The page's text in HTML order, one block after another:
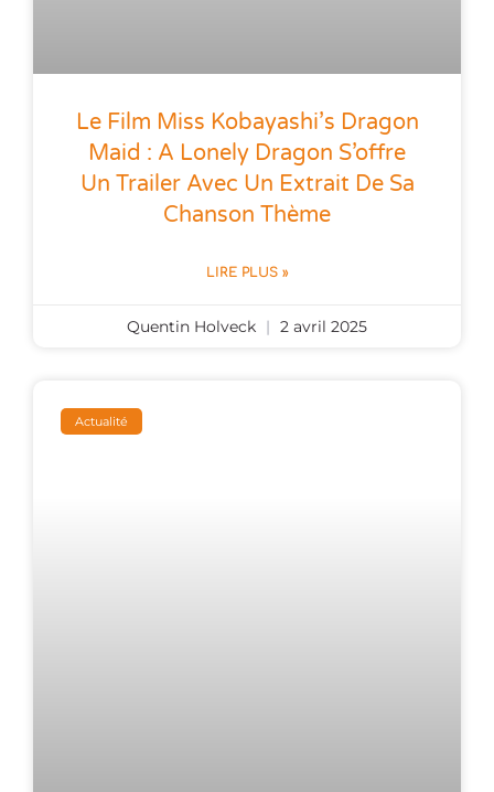
Le Film Miss Kobayashi’s Dragon
Maid : A Lonely Dragon S’offre
Un Trailer Avec Un Extrait De Sa
Chanson Thème
LIRE PLUS »
Quentin Holveck 2 avril 2025
Actualité